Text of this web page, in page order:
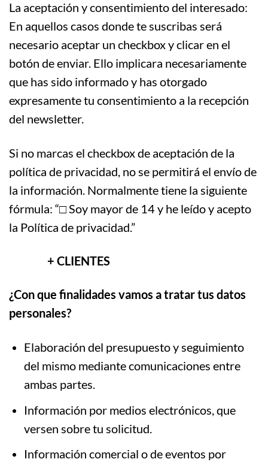
La aceptación y consentimiento del interesado:
En aquellos casos donde te suscribas será
necesario aceptar un checkbox y clicar en el
botón de enviar. Ello implicara necesariamente
que has sido informado y has otorgado
expresamente tu consentimiento a la recepción
del newsletter.
Si no marcas el checkbox de aceptación de la
política de privacidad, no se permitirá el envío de
la información. Normalmente tiene la siguiente
fórmula: “□ Soy mayor de 14 y he leído y acepto
la Política de privacidad.”
+ CLIENTES
¿Con que finalidades vamos a tratar tus datos
personales?
Elaboración del presupuesto y seguimiento
del mismo mediante comunicaciones entre
ambas partes.
Información por medios electrónicos, que
versen sobre tu solicitud.
Información comercial o de eventos por